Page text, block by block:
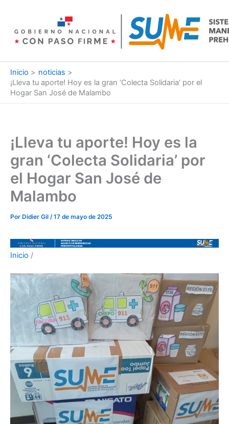
contenido
Inicio
noticias
¡Lleva tu aporte! Hoy es la gran ‘Colecta Solidaria’ por el
Hogar San José de Malambo
¡Lleva tu aporte! Hoy es la
gran ‘Colecta Solidaria’ por
el Hogar San José de
Malambo
Por Didier Gil /17 de mayo de 2025
Inicio /